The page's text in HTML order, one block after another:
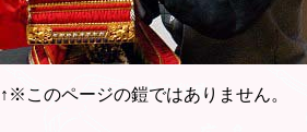
↑※このページの鎧ではありません。